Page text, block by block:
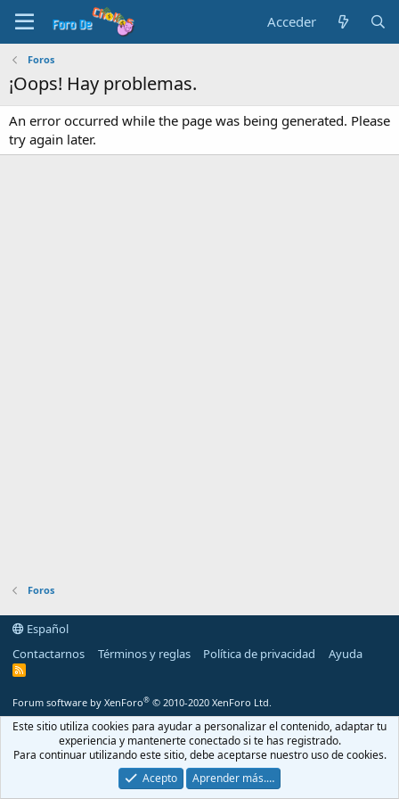
Acceder
Foros
¡Oops! Hay problemas.
An error occurred while the page was being generated. Please
try again later.
Foros
Español
Contactarnos
Términos y reglas Política de privacidad Ayuda
R
Forum software by XenForo® © 2010-2020 XenForo Ltd.
Este sitio utiliza cookies para ayudar a personalizar el contenido, adaptar tu
experiencia y mantenerte conectado si te has registrado.
Para continuar utilizando este sitio, debe aceptarse nuestro uso de cookies.
Acepto
Aprender más.…